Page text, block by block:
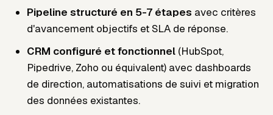
Pipeline structuré en 5-7 étapes avec critères
d'avancement objectifs et SLA de réponse.
CRM configuré et fonctionnel (HubSpot,
Pipedrive, Zoho ou équivalent) avec dashboards
de direction, automatisations de suivi et migration
des données existantes.